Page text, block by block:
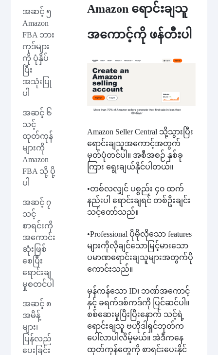
အဆင့် ၅
Amazon
FBA ဘား
ကုဒ်များ
ကို ပုံနှိပ်
ပြီး
အသုံးပြု
ပါ
အဆင့် ၆
သင့်
ထုတ်ကုန်
များကို
Amazon
FBA သို့ ပို့
ပါ
အဆင့် ၇
သင့်
စာရင်းကို
အကောင်း
ဆုံးဖြစ်
စေပြီး
ရောင်းချ
မှုစတင်ပါ
အဆင့် ၈
အမိန့်
များ၊
ပြန်လည်
ပေးခြင်း
Amazon ရောင်းချသူ
အကောင့်ကို ဖန်တီးပါ
Amazon Seller Central သို့သွားပြီး
ရောင်းချသူအကောင့်အတွက်
မှတ်ပုံတင်ပါ။ အစီအစဉ် နှစ်ခု
ကြား ရွေးချယ်နိုင်ပါတယ်။
•တစ်လလျှင် ပစ္စည်း ၄၀ ထက်
နည်းပါ ရောင်းချရင် တစ်ဦးချင်း
သင့်တော်သည်။
•Professional ပိုမိုလိုသော features
များကိုလိုချင်သောမြင့်မားသော
ပမာဏရောင်းချသူများအတွက်ပို
ကောင်းသည်။
မှန်ကန်သော ID၊ ဘဏ်အကောင့်
နှင့် ခရက်ဒစ်ကဒ်ကို ပြင်ဆင်ပါ။
စစ်ဆေးမှုပြီးပြီးနောက် သင့်ရဲ့
ရောင်းချသူ ဗဟိုဒါရှင်ဘုတ်က
ပေါ်လာပါလိမ့်မယ်။ အဲဒီကနေ
ထုတ်ကုန်တွေကို စာရင်းပေးနိုင်